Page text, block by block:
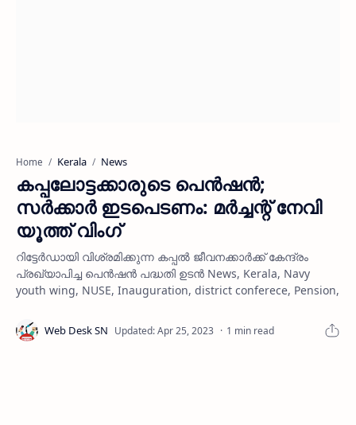
Home Kerala News
കപ്പലോട്ടക്കാരുടെ പെന്‍ഷന്‍;
സര്‍ക്കാര്‍ ഇടപെടണം: മര്‍ച്ചന്റ് നേവി
യൂത്ത് വിംഗ്
റിട്ടേര്‍ഡായി വിശ്രമിക്കുന്ന കപ്പല്‍ ജീവനക്കാര്‍ക്ക് കേന്ദ്രം
പ്രഖ്യാപിച്ച പെന്‍ഷന്‍ പദ്ധതി ഉടന്‍ News, Kerala, Navy
youth wing, NUSE, Inauguration, district conferece, Pension,
1 min read